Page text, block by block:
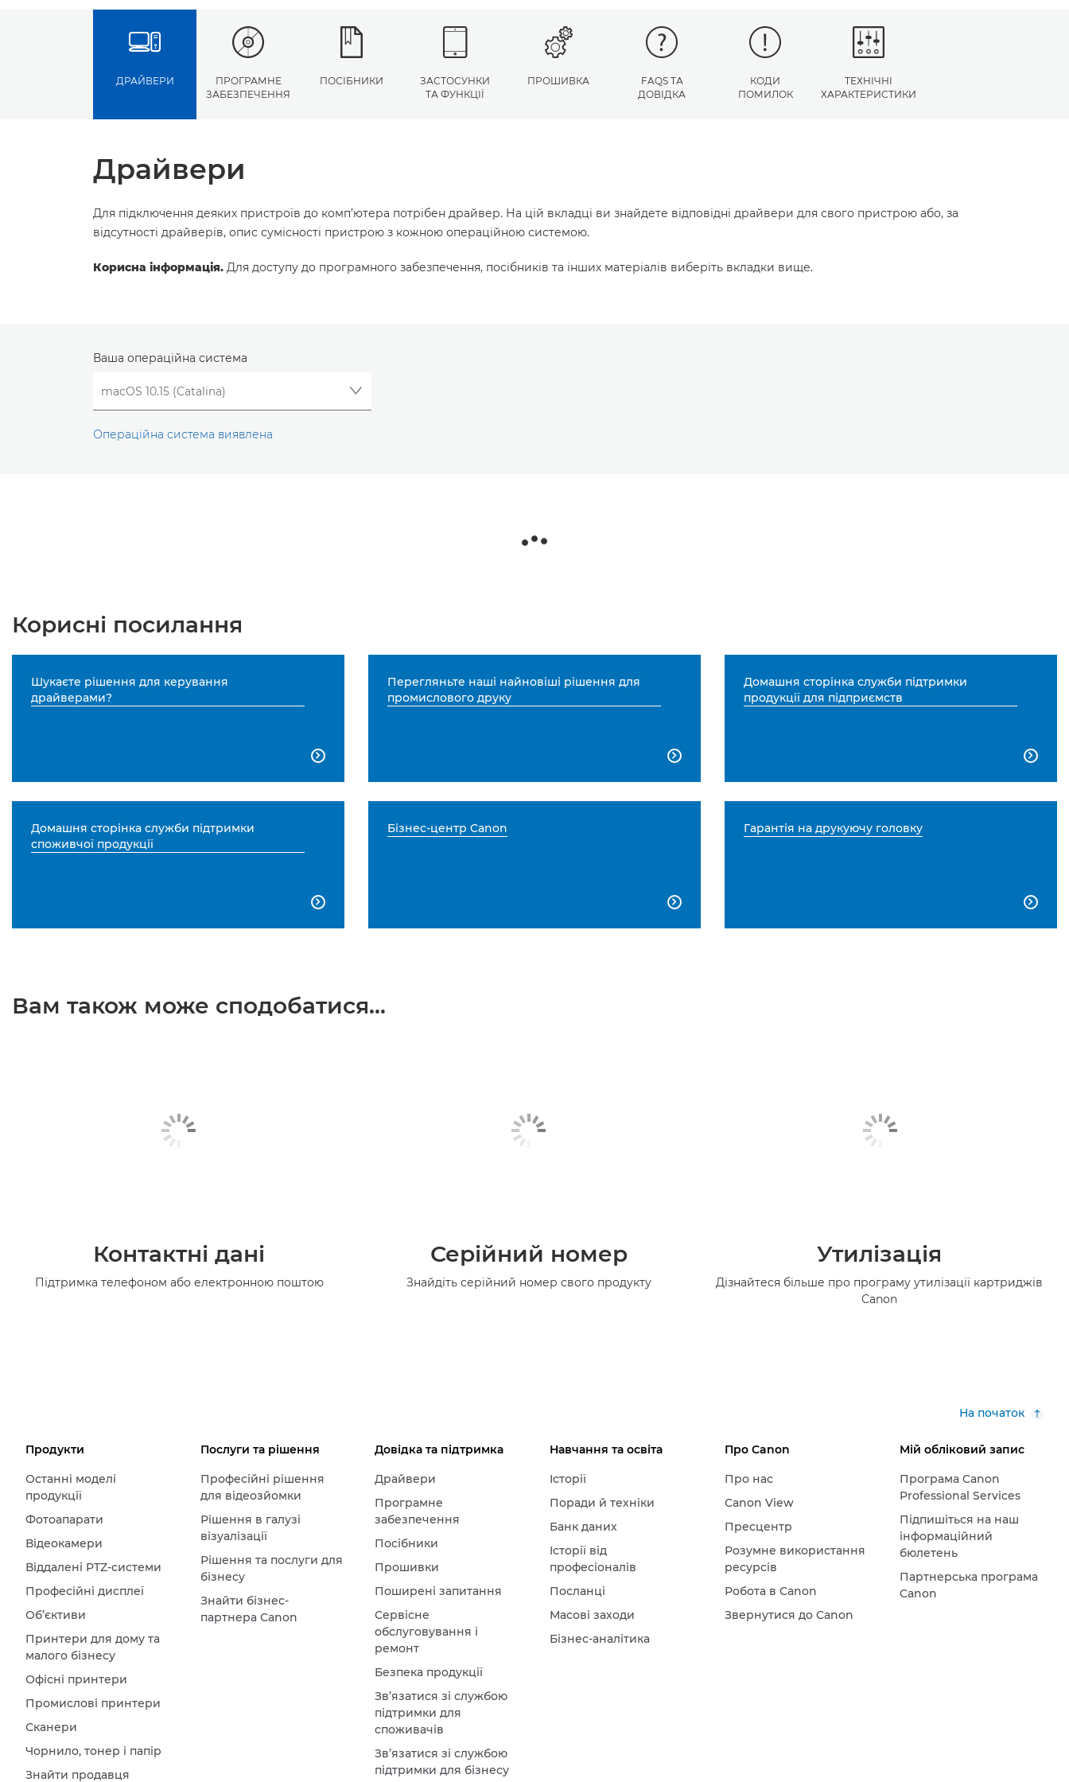
ДРАЙВЕРИ
ПРОГРАМНЕ
ЗАБЕЗПЕЧЕННЯ
ПОСІБНИКИ
ЗАСТОСУНКИ
ТА ФУНКЦІЇ
ПРОШИВКА
FAQS ТА
ДОВІДКА
КОДИ
ПОМИЛОК
ТЕХНІЧНІ
ХАРАКТЕРИСТИКИ
Драйвери
Для підключення деяких пристроїв до комп’ютера потрібен драйвер. На цій вкладці ви знайдете відповідні драйвери для свого пристрою або, за
відсутності драйверів, опис сумісності пристрою з кожною операційною системою.
Корисна інформація. Для доступу до програмного забезпечення, посібників та інших матеріалів виберіть вкладки вище.
Ваша операційна система
Операційна система виявлена
Корисні посилання
Шукаєте рішення для керування
драйверами?

Перегляньте наші найновіші рішення для
промислового друку

Домашня сторінка служби підтримки
продукції для підприємств

Домашня сторінка служби підтримки
споживчої продукції

Бізнес-центр Canon

Гарантія на друкуючу головку

Вам також може сподобатися...
Контактні дані
Підтримка телефоном або електронною поштою
Серійний номер
Знайдіть серійний номер свого продукту
Утилізація
Дізнайтеся більше про програму утилізації картриджів
Canon
На початок
Продукти
Останні моделі
продукції
Фотоапарати
Відеокамери
Віддалені PTZ-системи
Професійні дисплеї
Об’єктиви
Принтери для дому та
малого бізнесу
Офісні принтери
Промислові принтери
Сканери
Чорнило, тонер і папір
Знайти продавця
Послуги та рішення
Професійні рішення
для відеозйомки
Рішення в галузі
візуалізації
Рішення та послуги для
бізнесу
Знайти бізнес-
партнера Canon
Довідка та підтримка
Драйвери
Програмне
забезпечення
Посібники
Прошивки
Поширені запитання
Сервісне
обслуговування і
ремонт
Безпека продукції
Зв’язатися зі службою
підтримки для
споживачів
Зв’язатися зі службою
підтримки для бізнесу
Навчання та освіта
Історії
Поради й техніки
Банк даних
Історії від
професіоналів
Посланці
Масові заходи
Бізнес-аналітика
Про Canon
Про нас
Canon View
Пресцентр
Розумне використання
ресурсів
Робота в Canon
Звернутися до Canon
Мій обліковий запис
Програма Canon
Professional Services
Підпишіться на наш
інформаційний
бюлетень
Партнерська програма
Canon